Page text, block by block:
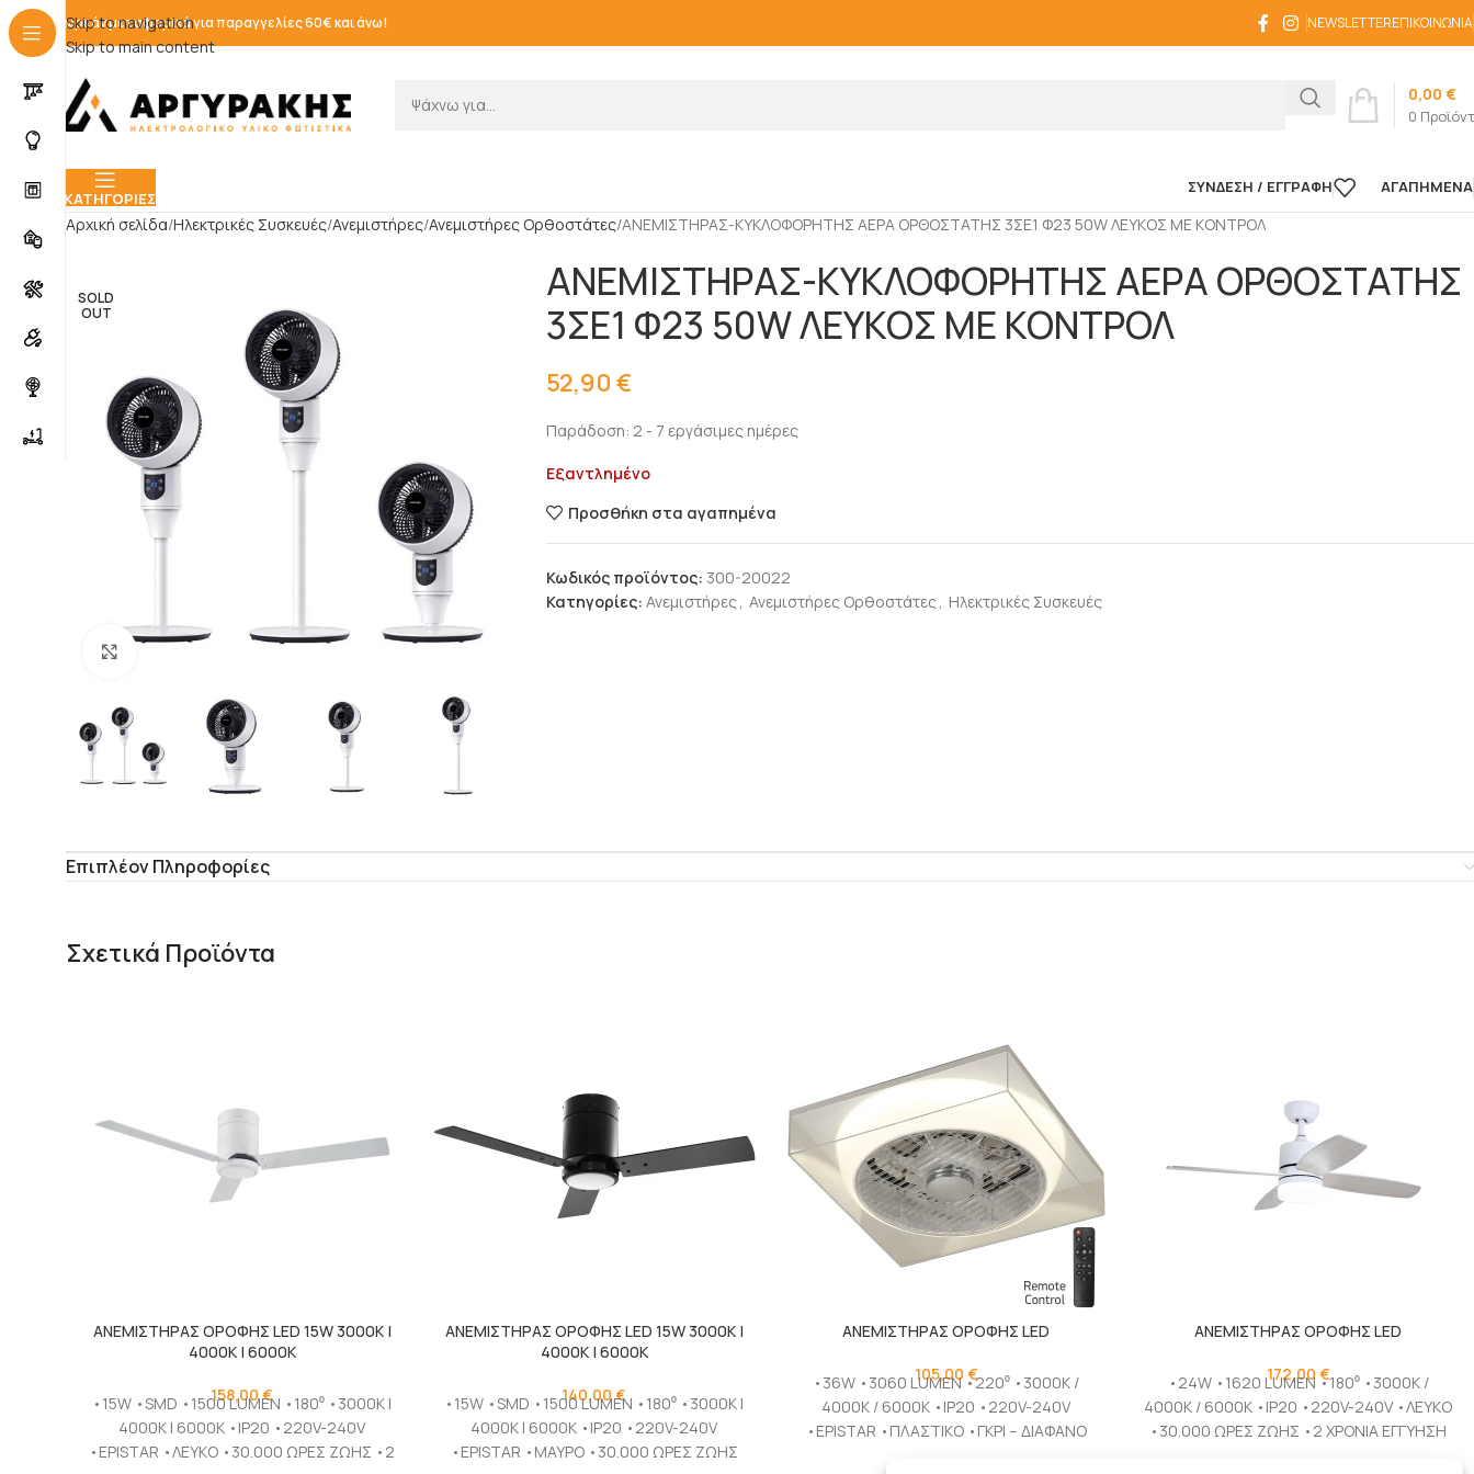
Skip to navigation
Skip to main content
Δωρεάν μεταφορικά για παραγγελίες 60€ και άνω! NEWSLETTERΕΠΙΚΟΙΝΩΝΊΑ
0
0,00 €
ΚΑΤΗΓΟΡΊΕΣ
ΣΎΝΔΕΣΗ / ΕΓΓΡΑΦΉ ΑΓΑΠΗΜΈΝΑ
Αρχική σελίδα Ηλεκτρικές Συσκευές Ανεμιστήρες Ανεμιστήρες Ορθοστάτες ΑΝΕΜΙΣΤΗΡΑΣ-ΚΥΚΛΟΦΟΡΗΤΗΣ ΑΕΡΑ ΟΡΘΟΣΤΑΤΗΣ 3ΣΕ1 Φ23 50W ΛΕΥΚΟΣ ΜΕ ΚΟΝΤΡΟΛ
SOLD
OUT
ΑΝΕΜΙΣΤΗΡΑΣ-ΚΥΚΛΟΦΟΡΗΤΗΣ ΑΕΡΑ ΟΡΘΟΣΤΑΤΗΣ
3ΣΕ1 Φ23 50W ΛΕΥΚΟΣ ΜΕ ΚΟΝΤΡΟΛ
52,90 €
Παράδοση: 2 - 7 εργάσιμες ημέρες
Εξαντλημένο
Προσθήκη στα αγαπημένα
Κωδικός προϊόντος: 300-20022
Κατηγορίες: Ανεμιστήρες, Ανεμιστήρες Ορθοστάτες, Ηλεκτρικές Συσκευές
Επιπλέον Πληροφορίες
Σχετικά Προϊόντα
ΑΝΕΜΙΣΤΗΡΑΣ ΟΡΟΦΗΣ LED 15W 3000K |
4000K | 6000K
158,00€
•15W •SMD •1500 LUMEN •180⁰ •3000K |
4000K | 6000K •IP20 •220V-240V
•EPISTAR •ΛΕΥΚΟ •30.000 ΩΡΕΣ ΖΩΗΣ •2
ΑΝΕΜΙΣΤΗΡΑΣ ΟΡΟΦΗΣ LED 15W 3000K |
4000K | 6000K
140,00€
•15W •SMD •1500 LUMEN •180⁰ •3000K |
4000K | 6000K •IP20 •220V-240V
•EPISTAR •ΜΑΥΡΟ •30.000 ΩΡΕΣ ΖΩΗΣ
ΑΝΕΜΙΣΤΗΡΑΣ ΟΡΟΦΗΣ LED
105,00 €
•36W •3060 LUMEN •220⁰ •3000K /
4000K / 6000K •IP20 •220V-240V
•EPISTAR •ΠΛΑΣΤΙΚΟ •ΓΚΡΙ – ΔΙΑΦΑΝΟ
ΑΝΕΜΙΣΤΗΡΑΣ ΟΡΟΦΗΣ LED
172,00 €
•24W •1620 LUMEN •180⁰ •3000K /
4000K / 6000K •IP20 •220V-240V •ΛΕΥΚΟ
•30.000 ΩΡΕΣ ΖΩΗΣ •2 ΧΡΟΝΙΑ ΕΓΓΥΗΣΗ